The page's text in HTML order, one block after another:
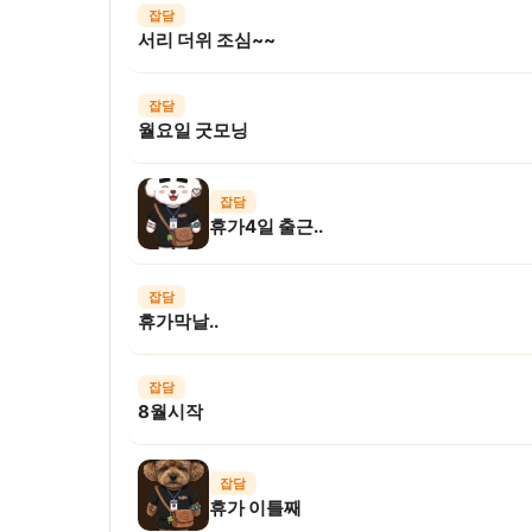
잡담
서리 더위 조심~~
잡담
월요일 굿모닝
잡담
휴가4일 출근..
잡담
휴가막날..
잡담
8월시작
잡담
휴가 이틀째